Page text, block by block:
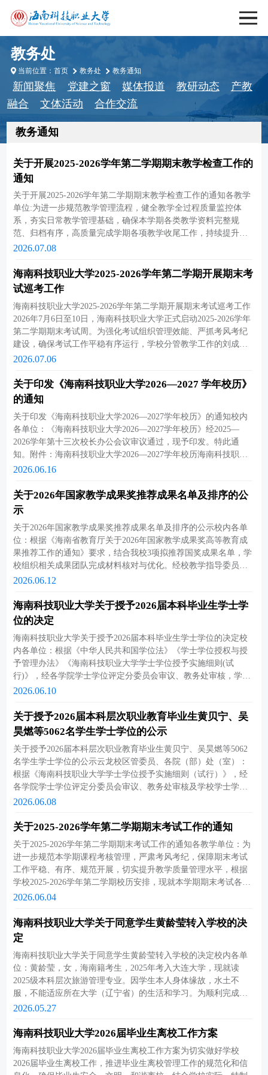
教务处
当前位置：首页 教务处 教务通知
新闻聚焦 党建之窗 媒体报道 教研动态
产教
融合
文体活动 合作交流
教务通知
关于开展2025-2026学年第二学期期末教学检查工作的
通知
关于开展2025-2026学年第二学期期末教学检查工作的通知各教学
单位:为进一步规范教学管理流程，健全教学全过程质量监控体
系，夯实日常教学管理基础，确保本学期各类教学资料完整规
范、归档有序，高质量完成学期各项教学收尾工作，持续提升学
校教育教学质量。根据学校教学工作总体部署，教务处牵头，选
2026年7月14日至7月16日开展全校期末教学专项检查。为有序推
进各项工作落地，规范教学资料归档及自查整改工作，现将有关
事项通知如下。一、检查组织实施安排本次期末教学检查工作分
三个阶段有序开展，各教学单位须严格对照时间节点，压实主体
责任，逐项落实工作任务。（一）单位自查迎检阶段（2026年7月
10日—7月13日）各教学单位须成立期末教学检查专项工作组，由
单位院长（主任）任组长，教学副院长（副主任）任副组长，院
级教学督导、教研室主任、专业负责人、教学秘书、实训中心主
准，全面开展本学期教学资料归集、梳理、自查内审工作，全面
排查教学运行、实践教学、教学建设等各环节问题，据实撰写单
迎检准备工作。（二）校级抽查考评阶段（2026年7月14-16日）学
校组建专项检查组，教务处牵头，由各教学单位教学副院长（副
主任）组成校级检查队伍，严格按照检查标准开展全覆盖、差异
化抽查工作，具体分组及检查安排详见后续下发的《期末教学检
查安排表》。各检查组完成现场核查、资料核验、评分汇总工作
式通报。（三）开学复查督办阶段（2026年8月26日）结合2026-
2027学年第一学期开学“教学五到位”专项督查工作，教务处开展期
末教学归档工作“回头看”专项复查，重点核验本学期教学资料整
理、归档保管、问题整改闭环落实情况，常态化规范教学档案管
理，保障教学资料完整合规、可查可溯，构建全过程、闭环式教
学质量管控机制。二、核心检查内容本次期末教学检查严格参照
作全领域、全环节覆盖，重点核查以下三类资料及现场管理情
况：（一）教学运行类材料：包含教师全套教学资料、学籍管理
资料、教材管理资料、日常教学运行台账、教室运维管理记录、
教学软硬件设备管护台账及现场管理情况等。（二）实践教学类
材料：包含学生顶岗实习全过程台账、学科竞赛佐证材料、实验
实训室运维管理资料等。（三）教研建设类材料：包含本科毕业
设计（论文）、各专业人才培养方案、专升本专项教学资料、精
品课程建设资料、教研室常态化活动记录、教学改革项目台账
等。三、资料归档及材料提交要求期末教学检查是抓实教学过程
统筹部署，全面复盘本学期教学履职、教学资料归档及日常教学
管理工作，补齐管理短板，优化工作流程。检查结束后，检查人
员须据实填写《海南科技职业大学教学资料备案检查目录》《海
南科技职业大学期末教学检查记录表》，所有纸质材料经签字确
认、完成评分汇总后，统一报送至学校教务科，各教学单位自行
留存归档一份备查。各教学单位须针对自查、校级抽查发现的问
题，逐项梳理汇总，制定专项整改方案，明确整改举措、压实整
改责任，实现问题闭环整改。同时全面总结本学期教学管理工作
化、精细化管理水平。四、检查时间安排1. 美兰校区：2026年7月
14日—7月15日2. 云龙校区：2026年7月15日—7月16日请各教学单
位严格遵照本通知要求，压实工作责任，严把时间节点，按期保
质完成本学期教学资料整理归档、自查整改等工作，全力配合学
校专项抽查，确保本次期末教学检查工作有序落地、取得实效。
特此通知。教务处2026年7月8日
2026.07.08
海南科技职业大学2025-2026学年第二学期开展期末考
试巡考工作
海南科技职业大学2025-2026学年第二学期开展期末考试巡考工作
2026年7月6日至10日，海南科技职业大学正式启动2025-2026学年
第二学期期末考试周。为强化考试组织管理效能、严抓考风考纪
建设，确保考试工作平稳有序运行，学校分管教学工作的刘成有
副校长带队，教务处联合学工处、质量评估中心组成若干巡考工
程参与此次巡考工作。本次期末考试覆盖全校多学科多专业，共
计2109科次。其中，美兰校区与云龙校区分别承担1155科次和954
科次的组考任务。为推动校园数字化建设、提升考试工作的便捷
性与智慧化水平，本学期学校继续采用超星“无纸化考试系统”。这
已是该系统试点的第三个学期，仍处于探索积累阶段。本次共有
803科次纳入该系统试点，占期末考试总科次的38.07%。考前，教
务处针对监考教师和全体考生，系统组织了教师端线上组卷、批
阅及监考等培训与学生端线上操作培训，力求在正式考试阶段实
更扎实的实践经验。“无纸化线上考试”后台监控系统页面巡考期
间，各副校长及各处（中心）部门领导与一线监考教师深入交
境布置、监考人员履职表现和学生考纪遵守情况进行了全面检
查。从整体巡查结果来看，各考场组织工作规范到位，监考教师
均能准时到岗、恪尽职守；考场整洁有序，考纪严明，整体考风
良好；广大考生诚信作答、态度认真，充分展现了我校学子扎实
的学风素养。刘忠民副校长（右）及教务处靳曙光副处长核查考
核查考场情况期末考试是人才培养过程的关键环节之一，是检验
教学质量、评价学生学习效果的重要手段。此次期末考试工作的
顺利开展，不仅彰显了学校在考试管理工作中的规范化与精细化
水平，也充分展现了学校对考风考纪建设的高度重视。未来，学
校将以此次考试工作为契机，持续优化考试组织管理模式，深化
数字化考试改革实践，为培养高端技能人才营造更加优良的教育
6日
2026.07.06
关于印发《海南科技职业大学2026—2027 学年校历》
的通知
关于印发《海南科技职业大学2026—2027学年校历》的通知校内
各单位：《海南科技职业大学2026—2027学年校历》经2025—
2026学年第十三次校长办公会议审议通过，现予印发。特此通
知。附件：海南科技职业大学2026—2027学年校历海南科技职业
大学2026年6月16日关于印发《海南科技职业大学2026—2027学年
2026.06.16
关于2026年国家教学成果奖推荐成果名单及排序的公
示
关于2026年国家教学成果奖推荐成果名单及排序的公示校内各单
位：根据《海南省教育厅关于2026年国家教学成果奖高等教育成
果推荐工作的通知》要求，结合我校3项拟推荐国奖成果名单，学
校组织相关成果团队完成材料核对与优化。经校教学指导委员会
审议表决、校学术委员会复核复议，相关成果内容及推荐排序均
见附件。本次公示时间为2026年6月12日至18日，任何单位或个人
对公示内容持有异议，请于公示期内以书面形式实名反映，匿名
或逾期反映一律不予受理。联系人：阙老师、罗老师办公地点：
美兰校区贤德楼909室办公电话：0898-65960143附件：海南科技职
业大学2026年国家教学成果奖推荐成果信息汇总表海南科技职业
大学教务处2026年6月12日 附件：海南科技职业大学2026年国家教
学成果奖推荐成果信息汇总表推荐位序推荐国家成果名称成果主
要完成人姓名成果主要完成单位1“兴海、固疆、开放”使命引领的
楼、仲甜甜、阙小平、赵美玖、陈四娣、唐丽丽、潘灵、彭金
银、邢孔多、刘成有、王言强、邱敏蓉海南科技职业大学、海口
务管理局、海南省船东船员联合会2“建生态• 提层次• 助升级”海南
自贸港职业本科层次数字产业人才培养模式创新施金妹、郑兵、
阚继承、蔡嘉婧、于福瀚、张升荣、景茹、郭俊涛、周静荷、袁
名勇海南科技职业大学、华为技术有限公司、中电科国海信通科
技（海南）有限公司、海口江东新区管理局、北京软通动力教育
海培训体系的构建与实践黎冬楼 、缪从金 、王卉、冯莉颖、阙小
平、刘成有、魏爱民、甘浪雄、赵卫锋、宋伟、杨光勇、王 蕊、
吴永福、王勇、许旭明 海南科技职业大学、武汉理工大学三亚科
教创新园、三沙市船务管理局、浙江交通职业技术学院、江苏海
事职业技术学院
2026.06.12
海南科技职业大学关于授予2026届本科毕业生学士学
位的决定
海南科技职业大学关于授予2026届本科毕业生学士学位的决定校
内各单位：根据《中华人民共和国学位法》《学士学位授权与授
予管理办法》《海南科技职业大学学士学位授予实施细则(试
行)》，经各学院学士学位评定分委员会审议、教务处审核，学校
学士学位评定委员会2026年6月5日会议终审通过，并于2026年6月
科毕业生黄贝宁、吴昊燃等5062名学生学士学位(名单见附件)。特
此决定。附件：海南科技职业大学2026届本科层次职业教育毕业
生学士学位授予名单海南科技职业大学2026年6月10日海南科技职
业大学关于授予2026届本科毕业生学士学位的决定.pdf
2026.06.10
关于授予2026届本科层次职业教育毕业生黄贝宁、吴
昊燃等5062名学生学士学位的公示
关于授予2026届本科层次职业教育毕业生黄贝宁、吴昊燃等5062
名学生学士学位的公示云龙校区管委员、各院（部）处（室）：
根据《海南科技职业大学学士学位授予实施细则（试行）》，经
各学院学士学位评定分委员会审议、教务处审核及学校学士学位
评定委员会会议终审通过。我校2026届本科层次职业教育毕业生
示，公示时间:2026年6月8日16:00至2026年6月11日17:00（名单见
映，电话：0898-65969983。附件：海南科技职业大学2026届本科
层次职业教育毕业生学士学位授予名单海南科技职业大学学位评
定委员会2026年6月8日海南科技职业大学关于授予2026届本科层
次职业教育毕业生黄贝宁、吴昊燃等5062名学生学士学位的公示
_.pdf
2026.06.08
关于2025-2026学年第二学期期末考试工作的通知
关于2025-2026学年第二学期期末考试工作的通知各教学单位：为
进一步规范本学期课程考核管理，严肃考风考纪，保障期末考试
工作平稳、有序、规范开展，切实提升教学质量管理水平，根据
学校2025-2026学年第二学期校历安排，现就本学期期末考试各项
工作安排通知如下：一、考试总体安排（一）考试对象全校所有
课计划、教学进度及课程特点，自主确定考核形式并完成期末考
核工作，留存完整过程性考核材料与期末考核佐证资料，做到考
核规范、材料齐全、有据可查。（三）考试课时间安排根据《海
南科技职业大学2025-2026学年第二学期校历》时间安排，本学期
期末考试时间为2026年7月6日至7月10日。公共课、思政课、外语
课、基础医学类等公共课程的考试试卷由对应开课教学单位统一
命题、统一标准，由各二级学院统筹组织实施考试，公共教学部
门按要求选派监考教师参与各学院考场监考工作。统一考试科目
上午：8:30-10:00； 10:20-11:50下午：14:00-15:30； 15:50-17:20晚
上：18:30-20:00具体见下表：2025-2026学年第二学期期末考试时
间安排表考试科目考试日期考试时间英语类（本科）2026年7月6
日8:30-10:00数学类（专科）2026年7月6日10:20-11:50毛泽东思想
2026.06.04
海南科技职业大学关于同意学生黄龄莹转入学校的决
定
海南科技职业大学关于同意学生黄龄莹转入学校的决定校内各单
位：黄龄莹，女，海南籍考生，2025年考入大连大学，现就读
2025级本科层次旅游管理专业。因学生本人身体缘故，水土不
服，不能适应所在大学（辽宁省）的生活和学习。为顺利完成学
业，该生申请转回原户籍所在地（海南省）的学校就读。由于该
财经学院旅游规划与设计专业本科层次继续学习。经审核，该生
计专业当年在海南地区录取最低分数，且各项转学证明材料齐
全，符合《普通高等学校学生管理规定》（教育部41号令）关于
2026.05.27
海南科技职业大学2026届毕业生离校工作方案
海南科技职业大学2026届毕业生离校工作方案为切实做好学校
2026届毕业生离校工作，推进毕业生离校管理工作的规范化和信